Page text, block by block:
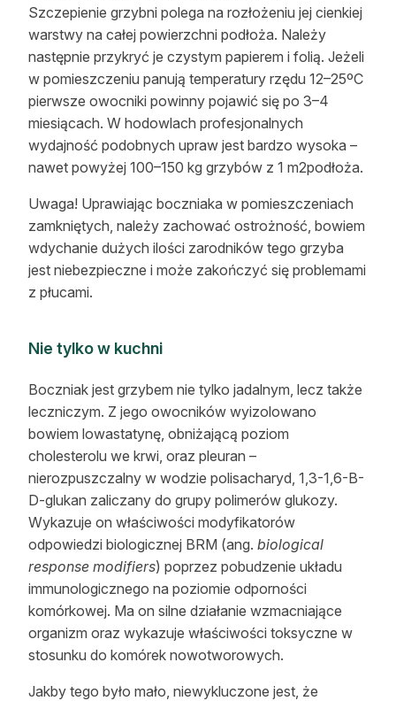
Szczepienie grzybni polega na rozłożeniu jej cienkiej
warstwy na całej powierzchni podłoża. Należy
następnie przykryć je czystym papierem i folią. Jeżeli
w pomieszczeniu panują temperatury rzędu 12–25ºC
pierwsze owocniki powinny pojawić się po 3–4
miesiącach. W hodowlach profesjonalnych
wydajność podobnych upraw jest bardzo wysoka –
nawet powyżej 100–150 kg grzybów z 1 m2podłoża.
Uwaga! Uprawiając boczniaka w pomieszczeniach
zamkniętych, należy zachować ostrożność, bowiem
wdychanie dużych ilości zarodników tego grzyba
jest niebezpieczne i może zakończyć się problemami
z płucami.
Nie tylko w kuchni
Boczniak jest grzybem nie tylko jadalnym, lecz także
leczniczym. Z jego owocników wyizolowano
bowiem lowastatynę, obniżającą poziom
cholesterolu we krwi, oraz pleuran –
nierozpuszczalny w wodzie polisacharyd, 1,3-1,6-B-
D-glukan zaliczany do grupy polimerów glukozy.
Wykazuje on właściwości modyfikatorów
odpowiedzi biologicznej BRM (ang. biological
response modifiers) poprzez pobudzenie układu
immunologicznego na poziomie odporności
komórkowej. Ma on silne działanie wzmacniające
organizm oraz wykazuje właściwości toksyczne w
stosunku do komórek nowotworowych.
Jakby tego było mało, niewykluczone jest, że